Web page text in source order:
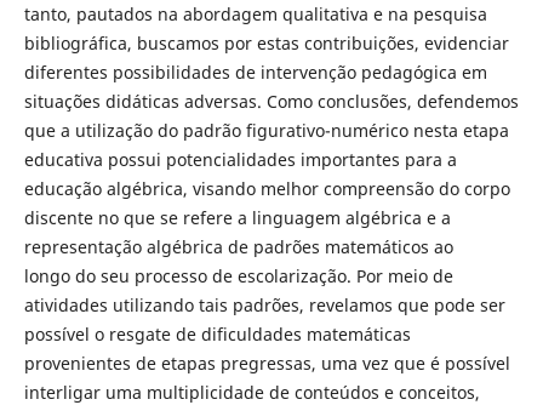
tanto, pautados na abordagem qualitativa e na pesquisa
bibliográfica, buscamos por estas contribuições, evidenciar
diferentes possibilidades de intervenção pedagógica em
situações didáticas adversas. Como conclusões, defendemos
que a utilização do padrão figurativo-numérico nesta etapa
educativa possui potencialidades importantes para a
educação algébrica, visando melhor compreensão do corpo
discente no que se refere a linguagem algébrica e a
representação algébrica de padrões matemáticos ao
longo do seu processo de escolarização. Por meio de
atividades utilizando tais padrões, revelamos que pode ser
possível o resgate de dificuldades matemáticas
provenientes de etapas pregressas, uma vez que é possível
interligar uma multiplicidade de conteúdos e conceitos,